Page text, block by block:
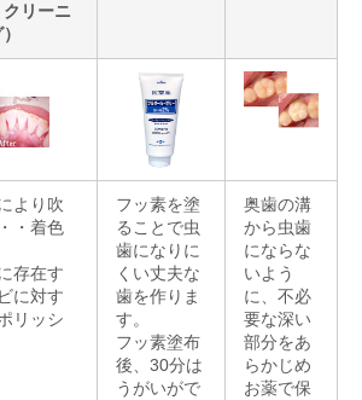
クリーニ
より吹
・着色
存在す
に対す
リッシ
フッ素を塗
ることで虫
歯になりに
くい丈夫な
歯を作りま
す。
フッ素塗布
後、30分は
うがいがで
奥歯の溝
から虫歯
にならな
いよう
に、不必
要な深い
部分をあ
らかじめ
お薬で保